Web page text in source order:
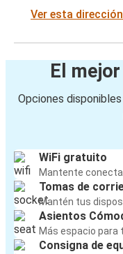
Ver esta
El
Opciones
WiFi gratuito
Mantente
Tomas de
Mantén tus
Asientos
Más espacio para
Consigna de